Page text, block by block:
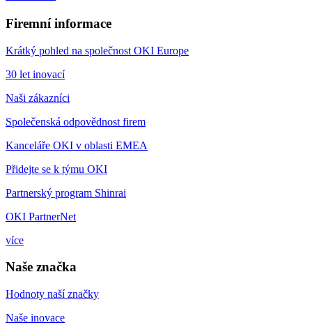
Firemní informace
Krátký pohled na společnost OKI Europe
30 let inovací
Naši zákazníci
Společenská odpovědnost firem
Kanceláře OKI v oblasti EMEA
Přidejte se k týmu OKI
Partnerský program Shinrai
OKI PartnerNet
více
Naše značka
Hodnoty naší značky
Naše inovace